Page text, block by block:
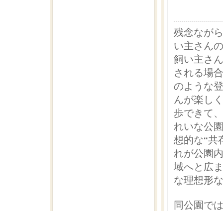
残念なが
い主さん
飼い主さ
される場
のような
んが楽し
歩できて
れいな公
想的な“共
れが公園
域へと広
な理想形
同公園で